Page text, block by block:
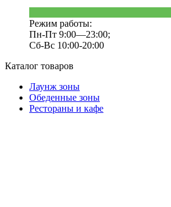
Режим работы:
Пн-Пт 9:00—23:00;
Сб-Вс 10:00-20:00
Каталог товаров
Лаунж зоны
Обеденные зоны
Рестораны и кафе